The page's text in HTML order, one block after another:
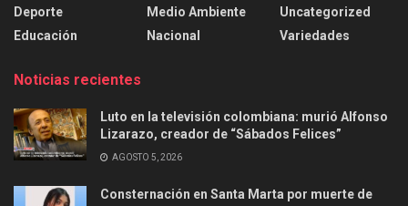
Deporte
Educación
Medio Ambiente
Nacional
Uncategorized
Variedades
Noticias recientes
Luto en la televisión colombiana: murió Alfonso
Lizarazo, creador de “Sábados Felices”
AGOSTO 5, 2026
Consternación en Santa Marta por muerte de